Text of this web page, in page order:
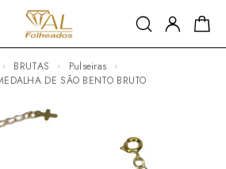
BRUTAS
Pulseiras
DE SÃO BENTO BRUTO